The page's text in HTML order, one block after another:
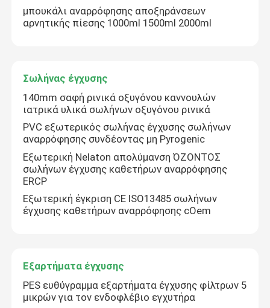
μπουκάλι αναρρόφησης αποξηράνσεων
αρνητικής πίεσης 1000ml 1500ml 2000ml
Σωλήνας έγχυσης
140mm σαφή ρινικά οξυγόνου καννουλών
ιατρικά υλικά σωλήνων οξυγόνου ρινικά
PVC εξωτερικός σωλήνας έγχυσης σωλήνων
αναρρόφησης συνδέοντας μη Pyrogenic
Εξωτερική Nelaton απολύμανση ΌΖΟΝΤΟΣ
σωλήνων έγχυσης καθετήρων αναρρόφησης
ERCP
Εξωτερική έγκριση CE ISO13485 σωλήνων
έγχυσης καθετήρων αναρρόφησης cOem
Εξαρτήματα έγχυσης
PES ευθύγραμμα εξαρτήματα έγχυσης φίλτρων 5
μικρών για τον ενδοφλέβιο εγχυτήρα